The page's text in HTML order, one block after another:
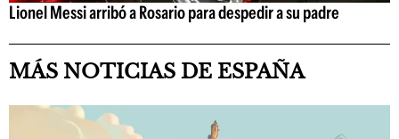
Lionel Messi arribó a Rosario para despedir a su padre
MÁS NOTICIAS DE ESPAÑA